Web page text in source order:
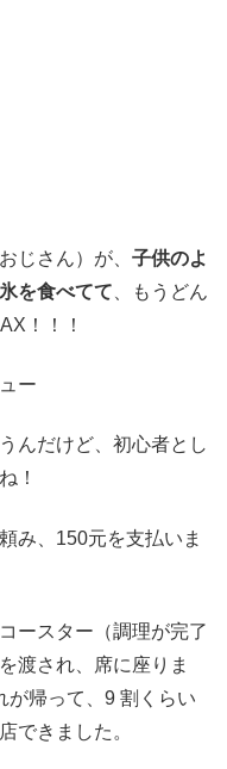
じさん）が、 子供のよ
を食べてて 、もうどん
！！！
んだけど、初心者とし
！
み、150元を支払いま
ースター（調理が完了
渡され、席に座りま
が帰って、9 割くらい
できました。